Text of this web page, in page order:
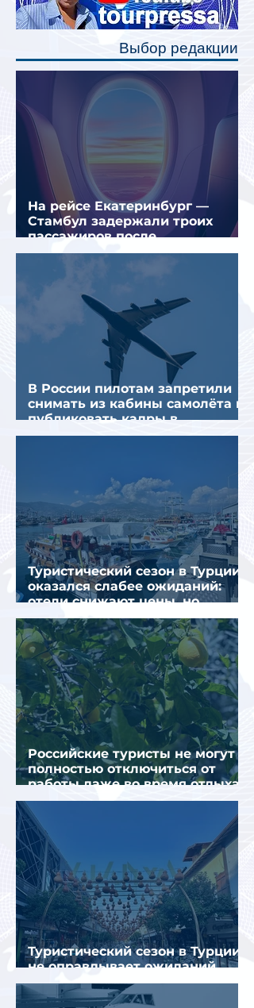
позволят пассажирам закрыть свою
полку во время сна или отдыха,
Выбор редакции
На рейсе Екатеринбург —
Стамбул задержали троих
пассажиров после
предполагаемой серии краж
В России пилотам запретили
снимать из кабины самолёта и
публиковать кадры в
интернете
Туристический сезон в Турции
оказался слабее ожиданий:
отели снижают цены, но
загрузка остается низкой
Российские туристы не могут
полностью отключиться от
работы даже во время отдыха
в Турции
Туристический сезон в Турции
не оправдывает ожиданий
отрасли